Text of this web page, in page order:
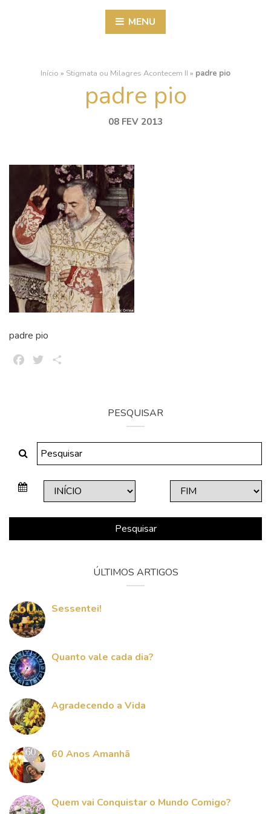
MENU
Início » Stigmata ou Milagres Acontecem II » padre pio
padre pio
08 FEV 2013
padre pio
FacebookTwitter
PESQUISAR
Pesquisar
ÚLTIMOS ARTIGOS
Sessentei!
Quanto vale cada dia?
Agradecendo a Vida
60 Anos Amanhã
Quem vai Conquistar o Mundo Comigo?